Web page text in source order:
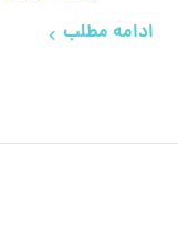
ادامه مطلب